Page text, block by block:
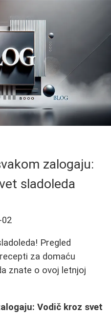
zalogaju:
sladoleda
02
Pregled
za domaću
znate o ovoj letnjoj
Vodič kroz svet